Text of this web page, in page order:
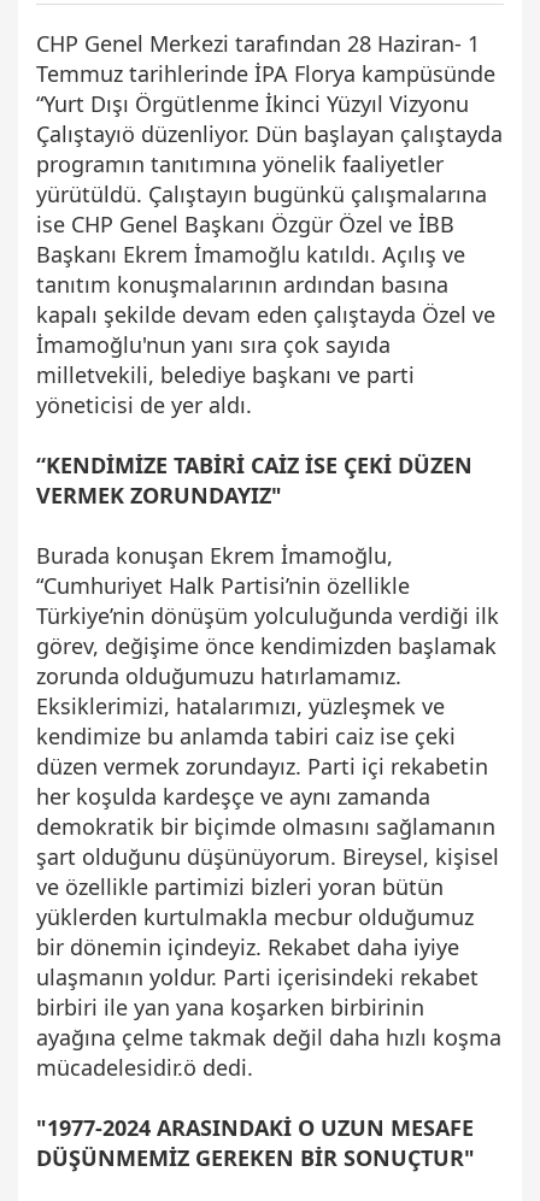
CHP Genel Merkezi tarafından 28 Haziran- 1
Temmuz tarihlerinde İPA Florya kampüsünde
“Yurt Dışı Örgütlenme İkinci Yüzyıl Vizyonu
Çalıştayıö düzenliyor. Dün başlayan çalıştayda
programın tanıtımına yönelik faaliyetler
yürütüldü. Çalıştayın bugünkü çalışmalarına
ise CHP Genel Başkanı Özgür Özel ve İBB
Başkanı Ekrem İmamoğlu katıldı. Açılış ve
tanıtım konuşmalarının ardından basına
kapalı şekilde devam eden çalıştayda Özel ve
İmamoğlu'nun yanı sıra çok sayıda
milletvekili, belediye başkanı ve parti
yöneticisi de yer aldı.
“KENDİMİZE TABİRİ CAİZ İSE ÇEKİ DÜZEN
VERMEK ZORUNDAYIZ"
Burada konuşan Ekrem İmamoğlu,
“Cumhuriyet Halk Partisi’nin özellikle
Türkiye’nin dönüşüm yolculuğunda verdiği ilk
görev, değişime önce kendimizden başlamak
zorunda olduğumuzu hatırlamamız.
Eksiklerimizi, hatalarımızı, yüzleşmek ve
kendimize bu anlamda tabiri caiz ise çeki
düzen vermek zorundayız. Parti içi rekabetin
her koşulda kardeşçe ve aynı zamanda
demokratik bir biçimde olmasını sağlamanın
şart olduğunu düşünüyorum. Bireysel, kişisel
ve özellikle partimizi bizleri yoran bütün
yüklerden kurtulmakla mecbur olduğumuz
bir dönemin içindeyiz. Rekabet daha iyiye
ulaşmanın yoldur. Parti içerisindeki rekabet
birbiri ile yan yana koşarken birbirinin
ayağına çelme takmak değil daha hızlı koşma
mücadelesidir.ö dedi.
"1977-2024 ARASINDAKİ O UZUN MESAFE
DÜŞÜNMEMİZ GEREKEN BİR SONUÇTUR"